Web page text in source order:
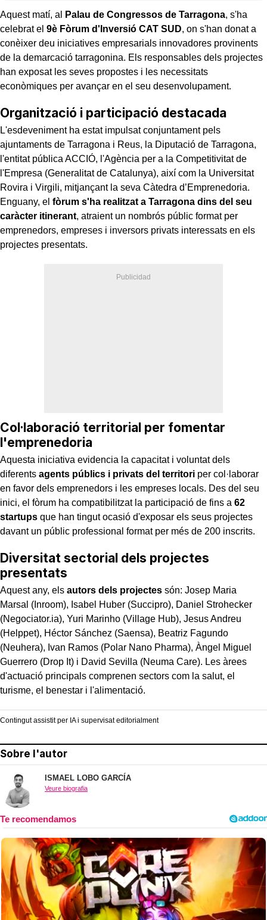
Aquest matí, al Palau de Congressos de Tarragona, s'ha
celebrat el 9è Fòrum d'Inversió CAT SUD, on s'han donat a
conèixer deu iniciatives empresarials innovadores provinents
de la demarcació tarragonina. Els responsables dels projectes
han exposat les seves propostes i les necessitats
econòmiques per avançar en el seu desenvolupament.
Organització i participació destacada
L'esdeveniment ha estat impulsat conjuntament pels
ajuntaments de Tarragona i Reus, la Diputació de Tarragona,
l'entitat pública ACCIÓ, l'Agència per a la Competitivitat de
l'Empresa (Generalitat de Catalunya), així com la Universitat
Rovira i Virgili, mitjançant la seva Càtedra d’Emprenedoria.
Enguany, el fòrum s'ha realitzat a Tarragona dins del seu
caràcter itinerant, atraient un nombrós públic format per
emprenedors, empreses i inversors privats interessats en els
projectes presentats.
Col·laboració territorial per fomentar
l'emprenedoria
Aquesta iniciativa evidencia la capacitat i voluntat dels
diferents agents públics i privats del territori per col·laborar
en favor dels emprenedors i les empreses locals. Des del seu
inici, el fòrum ha compatibilitzat la participació de fins a 62
startups que han tingut ocasió d'exposar els seus projectes
davant un públic professional format per més de 200 inscrits.
Diversitat sectorial dels projectes
presentats
Aquest any, els autors dels projectes són: Josep Maria
Marsal (Inroom), Isabel Huber (Succipro), Daniel Strohecker
(Negociator.ia), Yuri Marinho (Village Hub), Jesus Andreu
(Helppet), Héctor Sánchez (Saensa), Beatriz Fagundo
(Neuhera), Ivan Ramos (Polar Nano Pharma), Àngel Miguel
Guerrero (Drop It) i David Sevilla (Neuma Care). Les àrees
d'actuació principals comprenen sectors com la salut, el
turisme, el benestar i l'alimentació.
Contingut assistit per IA i supervisat editorialment
Sobre l'autor
ISMAEL LOBO GARCÍA
Veure biografia